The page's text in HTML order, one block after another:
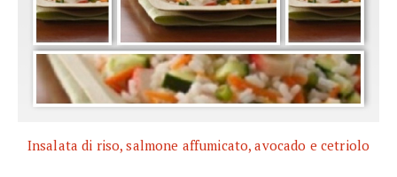
Insalata di riso, salmone affumicato, avocado e cetriolo